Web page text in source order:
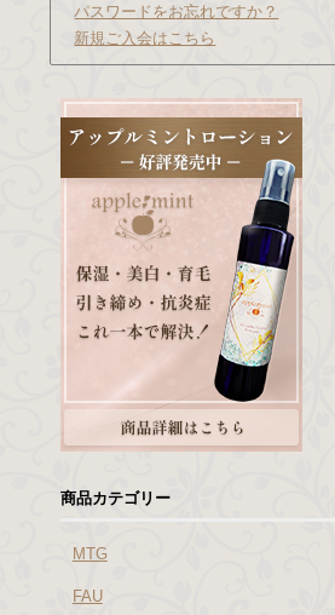
パスワードをお忘れですか？
新規ご入会はこちら
商品カテゴリー
MTG
FAU